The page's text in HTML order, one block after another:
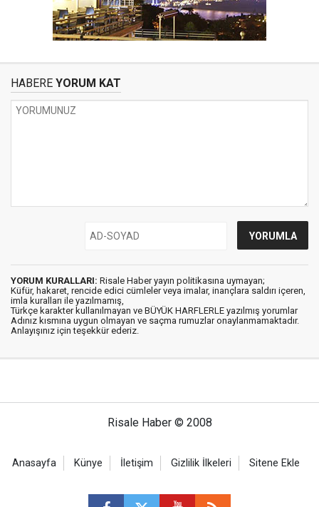
HABERE YORUM KAT
YORUM KURALLARI: Risale Haber yayın politikasına uymayan;
Küfür, hakaret, rencide edici cümleler veya imalar, inançlara saldırı içeren,
imla kuralları ile yazılmamış,
Türkçe karakter kullanılmayan ve BÜYÜK HARFLERLE yazılmış yorumlar
Adınız kısmına uygun olmayan ve saçma rumuzlar onaylanmamaktadır.
Anlayışınız için teşekkür ederiz.
Risale Haber © 2008
Anasayfa Künye İletişim Gizlilik İlkeleri Sitene Ekle